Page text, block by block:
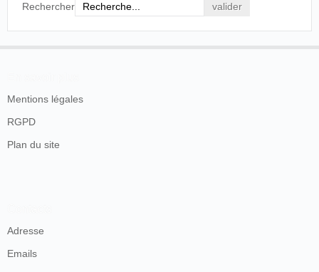
Rechercher
Mentions légales
RGPD
Plan du site
Adresse
Emails